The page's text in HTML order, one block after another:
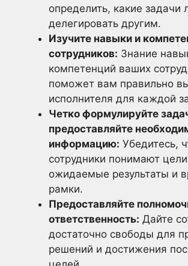
определить, какие задачи
делегировать другим.
Изучите навыки и
сотрудников: Знание
компетенций ваших
поможет вам правильно
исполнителя для каждой
Четко формулируйте
предоставляйте
информацию: Убедитесь,
сотрудники понимают
ожидаемые результаты и
рамки.
Предоставляйте
ответственность: Дайте
достаточно свободы для
решений и достижения